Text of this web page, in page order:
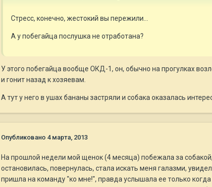
Стресс, конечно, жестокий вы пережили...
А у побегайца послушка не отработана?
У этого побегайца вообще ОКД-1, он, обычно на прогулках
и гонит назад к хозяевам.
А тут у него в ушах бананы застряли и собака оказалась
Опубликовано 4 марта, 2013
На прошлой недели мой щенок (4 месяца) побежала за
остановилась, повернулась, стала искать меня галазми,
пришла на команду "ко мне!", правда услышала ее только